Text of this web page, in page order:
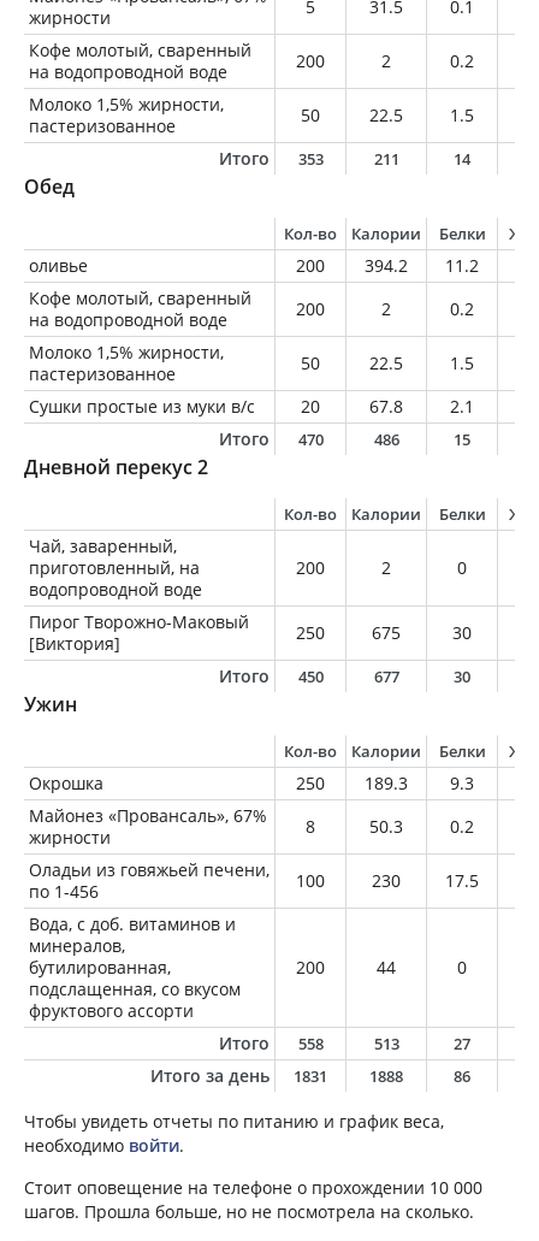
жирности
5 31.5 0.1
Кофе молотый, сваренный
на водопроводной воде
200 2 0.2
Молоко 1,5% жирности,
пастеризованное
50 22.5 1.5
Итого
353 211 14
Обед
Кол-во Калории Белки
оливье 200 394.2 11.2
Кофе молотый, сваренный
на водопроводной воде
200 2 0.2
Молоко 1,5% жирности,
пастеризованное
50 22.5 1.5
Сушки простые из муки в/с
20 67.8 2.1
Итого
470 486 15
Дневной перекус 2
Кол-во Калории Белки
Чай, заваренный,
приготовленный, на
водопроводной воде
200 2 0
Пирог Творожно-Маковый
[Виктория]
250 675 30
Итого
450 677 30
Ужин
Кол-во Калории Белки
Окрошка 250 189.3 9.3
Майонез «Провансаль», 67%
жирности
8 50.3 0.2
Оладьи из говяжьей печени,
по 1-456
100 230 17.5
Вода, с доб. витаминов и
минералов,
бутилированная,
подслащенная, со вкусом
фруктового ассорти
200 44 0
Итого 558 513 27
Итого за день 1831 1888 86
Чтобы увидеть отчеты по питанию и график веса,
необходимо войти.
Стоит оповещение на телефоне о прохождении 10 000
шагов. Прошла больше, но не посмотрела на сколько.